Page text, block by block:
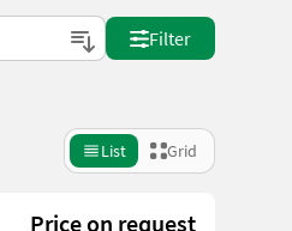
Filter
List Grid
Price on request